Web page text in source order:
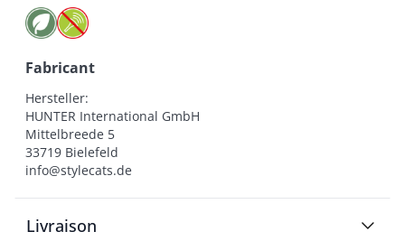
Fabricant
Hersteller:
HUNTER International GmbH
Mittelbreede 5
33719 Bielefeld
info@stylecats.de
Livraison